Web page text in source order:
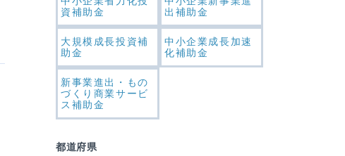
資補助金
出補助金
大規模成長投資補
助金
中小企業成長加速
化補助金
新事業進出・もの
づくり商業サービ
ス補助金
都道府県